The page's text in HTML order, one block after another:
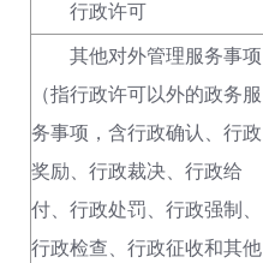
行政许可
其他对外管理服务事项
（指行政许可以外的政务服
务事项 ， 含行政确认、行政
奖励、行政裁决、行政给
付、行政处罚、行政强制、
行政检查、行政征收和其他